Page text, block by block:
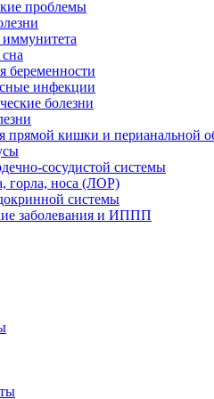
проблемы
беременности
инфекции
болезни
прямой кишки и перианальной
сосудистой системы
горла, носа (ЛОР)
системы
заболевания и ИППП